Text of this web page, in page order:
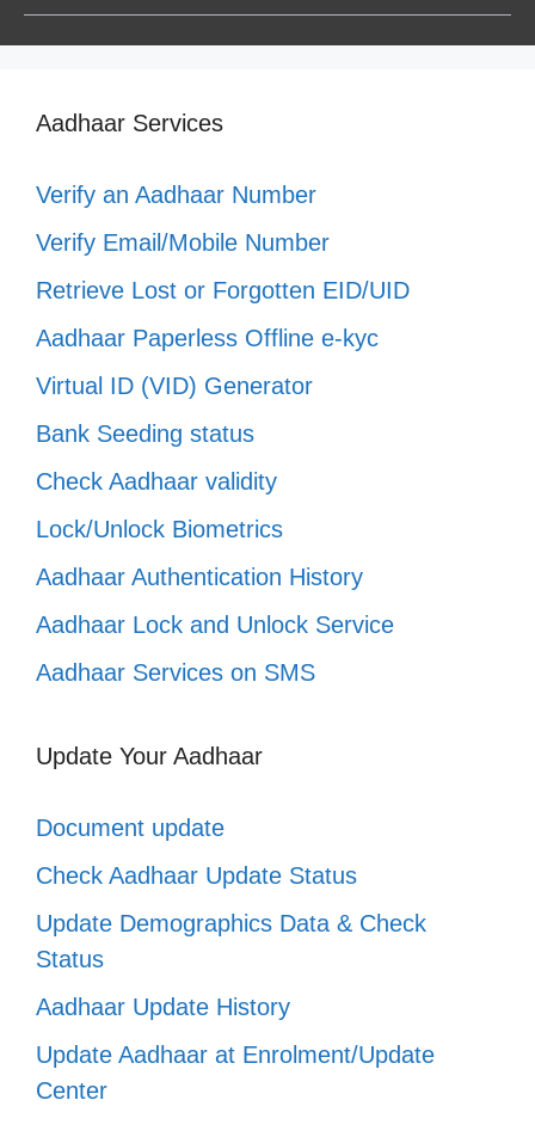
Aadhaar Services
Verify an Aadhaar Number
Verify Email/Mobile Number
Retrieve Lost or Forgotten EID/UID
Aadhaar Paperless Offline e-kyc
Virtual ID (VID) Generator
Bank Seeding status
Check Aadhaar validity
Lock/Unlock Biometrics
Aadhaar Authentication History
Aadhaar Lock and Unlock Service
Aadhaar Services on SMS
Update Your Aadhaar
Document update
Check Aadhaar Update Status
Update Demographics Data & Check
Status
Aadhaar Update History
Update Aadhaar at Enrolment/Update
Center